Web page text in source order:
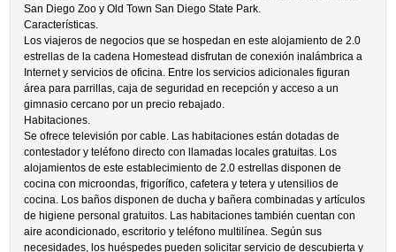
San Diego Zoo y Old Town San Diego State Park.
Características.
Los viajeros de negocios que se hospedan en este alojamiento de 2.0
estrellas de la cadena Homestead disfrutan de conexión inalámbrica a
Internet y servicios de oficina. Entre los servicios adicionales figuran
área para parrillas, caja de seguridad en recepción y acceso a un
gimnasio cercano por un precio rebajado.
Habitaciones.
Se ofrece televisión por cable. Las habitaciones están dotadas de
contestador y teléfono directo con llamadas locales gratuitas. Los
alojamientos de este establecimiento de 2.0 estrellas disponen de
cocina con microondas, frigorífico, cafetera y tetera y utensilios de
cocina. Los baños disponen de ducha y bañera combinadas y artículos
de higiene personal gratuitos. Las habitaciones también cuentan con
aire acondicionado, escritorio y teléfono multilínea. Según sus
necesidades, los huéspedes pueden solicitar servicio de descubierta y